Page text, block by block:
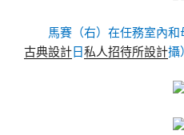
馬賽（右）在任務室內
古典設計日私人招待所設計攝